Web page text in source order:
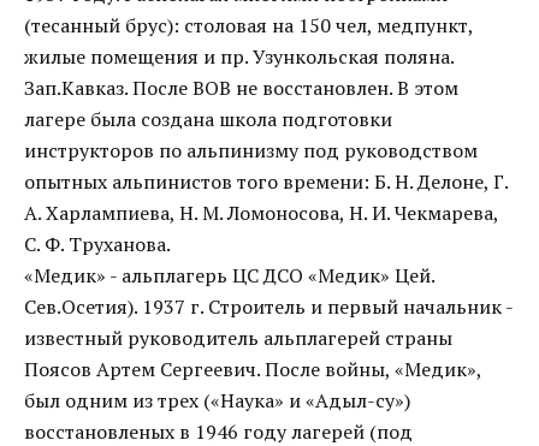
(тесанный брус): столовая на 150 чел, медпункт,
жилые помещения и пр. Узункольская поляна.
Зап.Кавказ. После ВОВ не восстановлен. В этом
лагере была создана школа подготовки
инструкторов по альпинизму под руководством
опытных альпинистов того времени: Б. Н. Делоне, Г.
А. Харлампиева, Н. М. Ломоносова, Н. И. Чекмарева,
С. Ф. Труханова.
«Медик» - альплагерь ЦС ДСО «Медик» Цей.
Сев.Осетия). 1937 г. Строитель и первый начальник -
известный руководитель альплагерей страны
Поясов Артем Сергеевич. После войны, «Медик»,
был одним из трех («Наука» и «Адыл-су»)
восстановленых в 1946 году лагерей (под